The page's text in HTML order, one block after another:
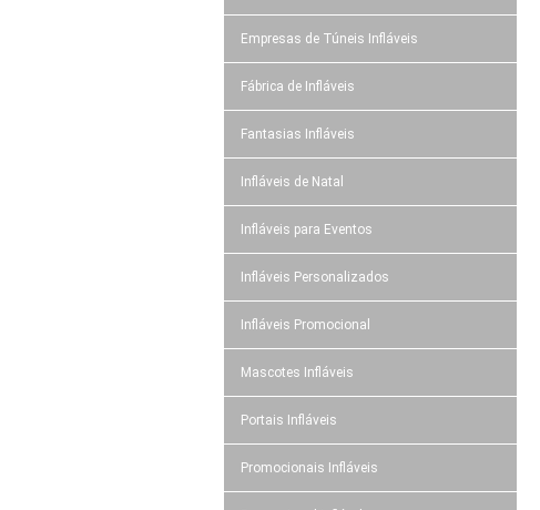
Empresas de Túneis Infláveis
Fábrica de Infláveis
Fantasias Infláveis
Infláveis de Natal
Infláveis para Eventos
Infláveis Personalizados
Infláveis Promocional
Mascotes Infláveis
Portais Infláveis
Promocionais Infláveis